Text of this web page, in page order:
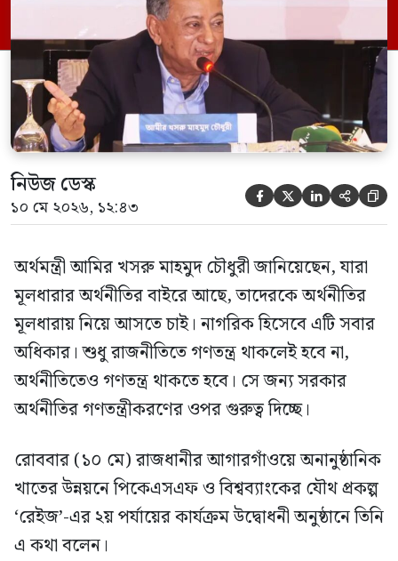
দিচ্ছে। রোববার (১০ মে) রাজধানীর
আগারগাঁওয়ে অনানুষ্ঠানিক খাতের উন্নয়নে
পিকেএসএফ ও বিশ্বব্যাংকের যৌথ প্রকল্প
‘রেইজ’-এর ২য় […]
নিউজ ডেস্ক
১০ মে ২০২৬, ১২:৪৩     
অর্থমন্ত্রী আমির খসরু মাহমুদ চৌধুরী জানিয়েছেন, যারা
মূলধারার অর্থনীতির বাইরে আছে, তাদেরকে অর্থনীতির
মূলধারায় নিয়ে আসতে চাই। নাগরিক হিসেবে এটি সবার
অধিকার। শুধু রাজনীতিতে গণতন্ত্র থাকলেই হবে না,
অর্থনীতিতেও গণতন্ত্র থাকতে হবে। সে জন্য সরকার
অর্থনীতির গণতন্ত্রীকরণের ওপর গুরুত্ব দিচ্ছে।
রোববার (১০ মে) রাজধানীর আগারগাঁওয়ে অনানুষ্ঠানিক
খাতের উন্নয়নে পিকেএসএফ ও বিশ্বব্যাংকের যৌথ প্রকল্প
‘রেইজ’-এর ২য় পর্যায়ের কার্যক্রম উদ্বোধনী অনুষ্ঠানে তিনি
এ কথা বলেন।